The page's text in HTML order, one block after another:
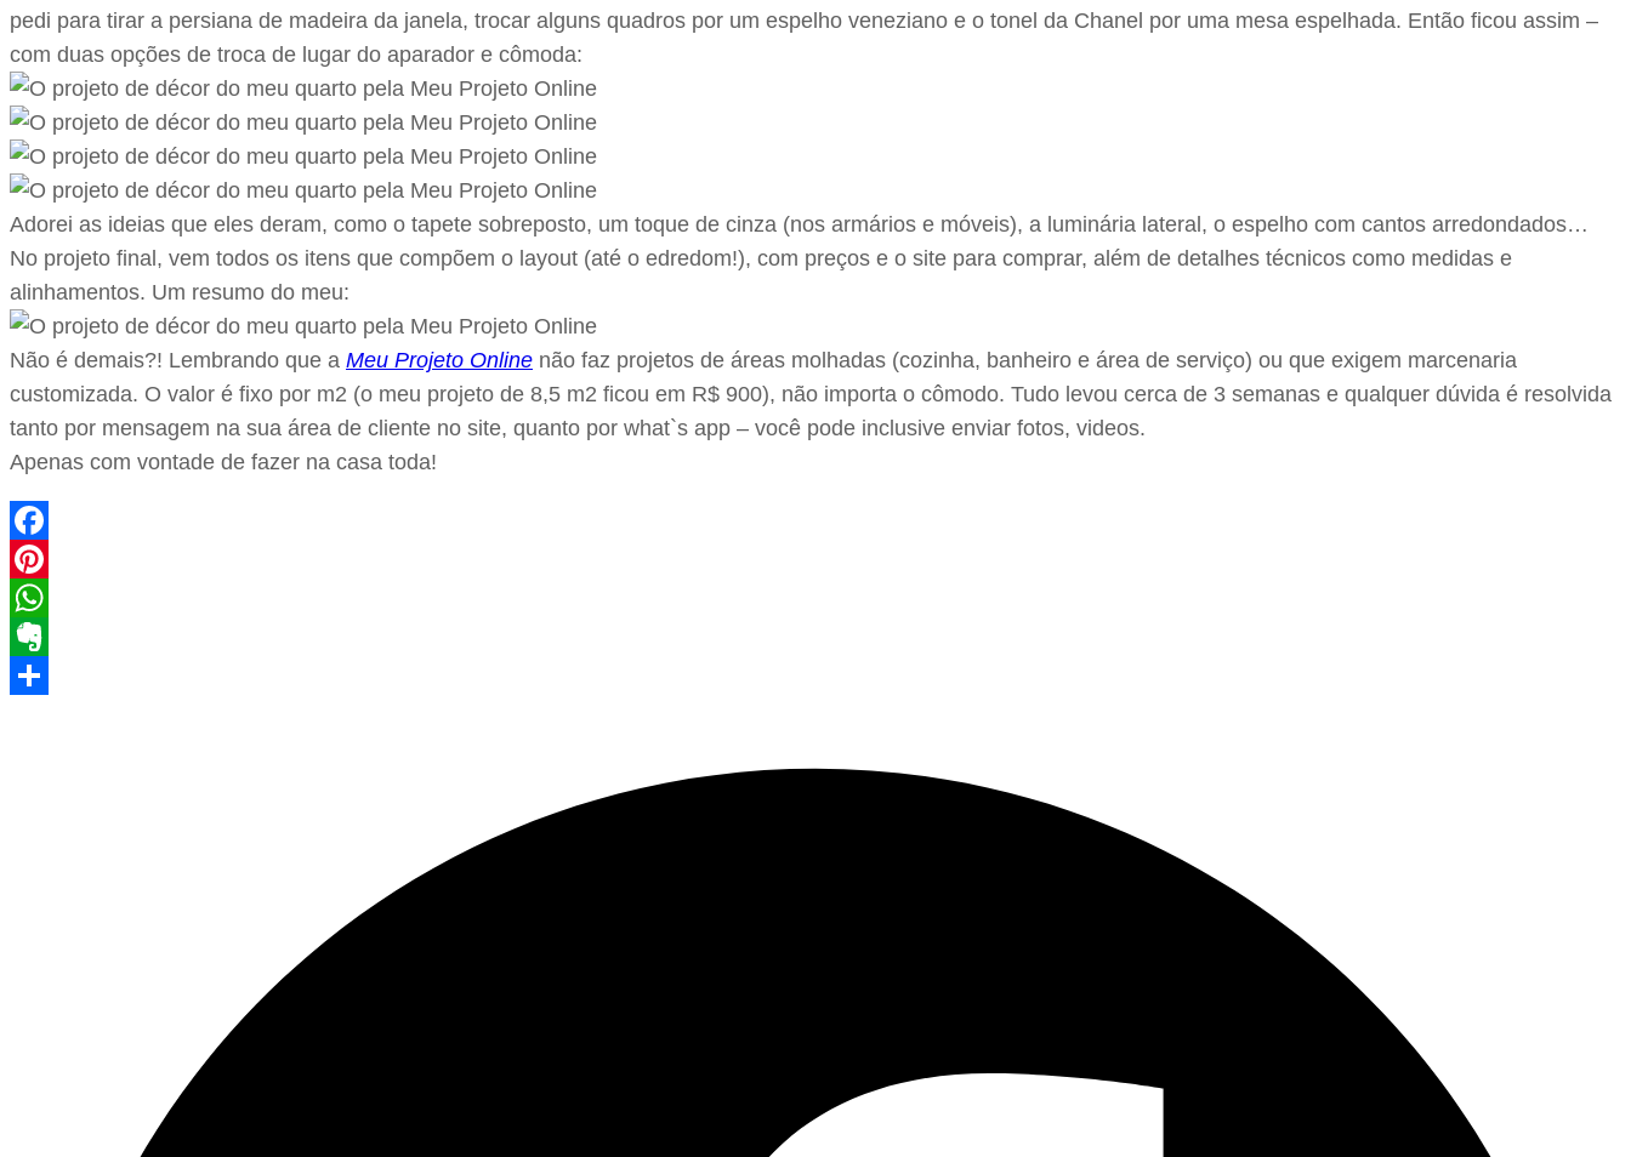
pedi para tirar a persiana de madeira da janela, trocar alguns quadros por um espelho veneziano e o tonel da Chanel por uma mesa espelhada. Então ficou assim –
com duas opções de troca de lugar do aparador e cômoda:
Adorei as ideias que eles deram, como o tapete sobreposto, um toque de cinza (nos armários e móveis), a luminária lateral, o espelho com cantos arredondados…
No projeto final, vem todos os itens que compõem o layout (até o edredom!), com preços e o site para comprar, além de detalhes técnicos como medidas e
alinhamentos. Um resumo do meu:
Não é demais?! Lembrando que a Meu Projeto Online não faz projetos de áreas molhadas (cozinha, banheiro e área de serviço) ou que exigem marcenaria
customizada. O valor é fixo por m2 (o meu projeto de 8,5 m2 ficou em R$ 900), não importa o cômodo. Tudo levou cerca de 3 semanas e qualquer dúvida é resolvida
tanto por mensagem na sua área de cliente no site, quanto por what`s app – você pode inclusive enviar fotos, videos.
Apenas com vontade de fazer na casa toda!
Facebook
Pinterest
WhatsApp
Evernote